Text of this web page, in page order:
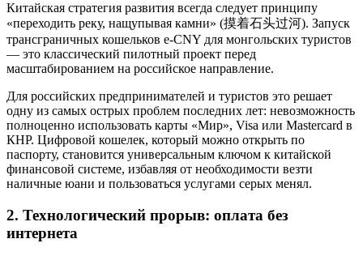
Китайская стратегия развития всегда следует принципу
«переходить реку, нащупывая камни» (摸着石头过河). Запуск
трансграничных кошельков e-CNY для монгольских туристов
— это классический пилотный проект перед
масштабированием на российское направление.
Для российских предпринимателей и туристов это решает
одну из самых острых проблем последних лет: невозможность
полноценно использовать карты «Мир», Visa или Mastercard в
КНР. Цифровой кошелек, который можно открыть по
паспорту, становится универсальным ключом к китайской
финансовой системе, избавляя от необходимости везти
наличные юани и пользоваться услугами серых менял.
2. Технологический прорыв: оплата без
интернета